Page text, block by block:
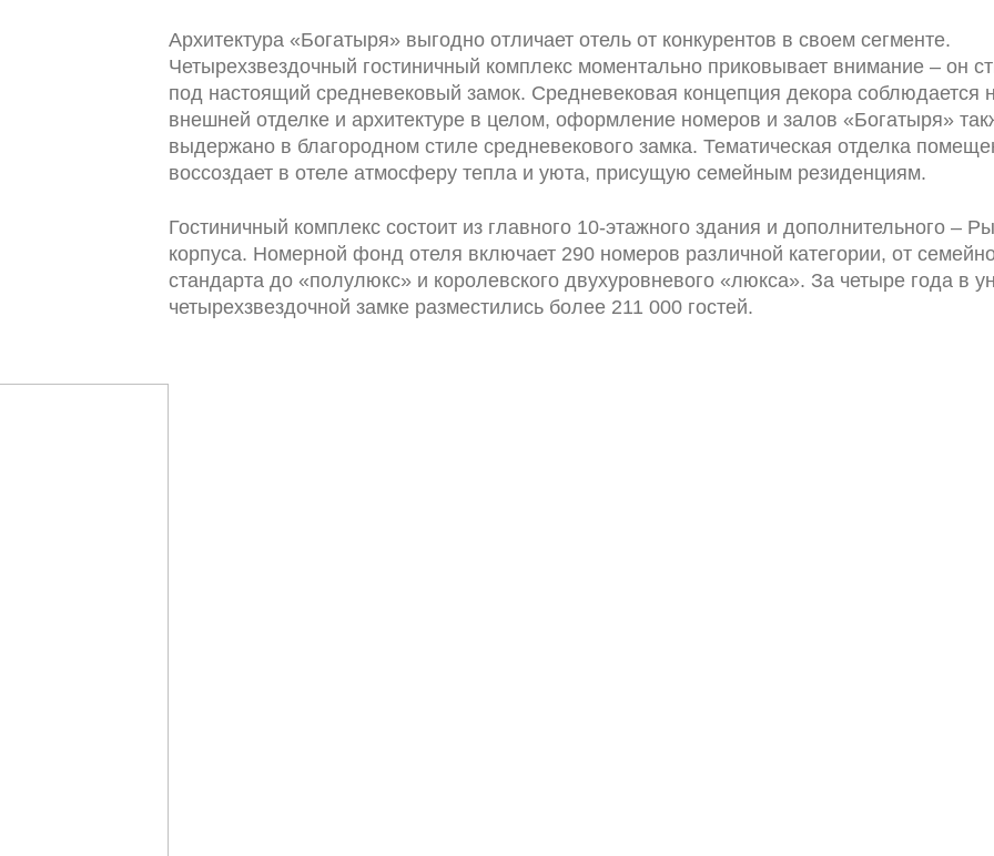
Архитектура «Богатыря» выгодно отличает отель от конкурентов в своем сегменте.
Четырехзвездочный гостиничный комплекс моментально приковывает внимание – он
под настоящий средневековый замок. Средневековая концепция декора соблюдается
внешней отделке и архитектуре в целом, оформление номеров и залов «Богатыря»
выдержано в благородном стиле средневекового замка. Тематическая отделка
воссоздает в отеле атмосферу тепла и уюта, присущую семейным резиденциям.
Гостиничный комплекс состоит из главного 10-этажного здания и дополнительного –
корпуса. Номерной фонд отеля включает 290 номеров различной категории, от
стандарта до «полулюкс» и королевского двухуровневого «люкса». За четыре года в
четырехзвездочной замке разместились более 211 000 гостей.